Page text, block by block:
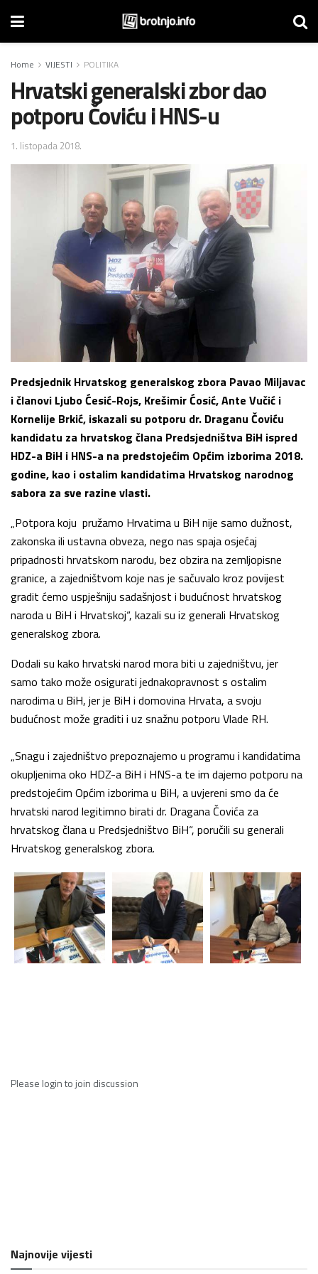
Home VIJESTI POLITIKA
Hrvatski generalski zbor dao
potporu Čoviću i HNS-u
1. listopada 2018.
Predsjednik Hrvatskog generalskog zbora Pavao Miljavac
i članovi Ljubo Ćesić-Rojs, Krešimir Ćosić, Ante Vučić i
Kornelije Brkić, iskazali su potporu dr. Draganu Čoviću
kandidatu za hrvatskog člana Predsjedništva BiH ispred
HDZ-a BiH i HNS-a na predstojećim Općim izborima 2018.
godine, kao i ostalim kandidatima Hrvatskog narodnog
sabora za sve razine vlasti.
„Potpora koju pružamo Hrvatima u BiH nije samo dužnost,
zakonska ili ustavna obveza, nego nas spaja osjećaj
pripadnosti hrvatskom narodu, bez obzira na zemljopisne
granice, a zajedništvom koje nas je sačuvalo kroz povijest
gradit ćemo uspješniju sadašnjost i budućnost hrvatskog
naroda u BiH i Hrvatskoj“, kazali su iz generali Hrvatskog
generalskog zbora.
Dodali su kako hrvatski narod mora biti u zajedništvu, jer
samo tako može osigurati jednakopravnost s ostalim
narodima u BiH, jer je BiH i domovina Hrvata, a svoju
budućnost može graditi i uz snažnu potporu Vlade RH.
„Snagu i zajedništvo prepoznajemo u programu i kandidatima
okupljenima oko HDZ-a BiH i HNS-a te im dajemo potporu na
predstojećim Općim izborima u BiH, a uvjereni smo da će
hrvatski narod legitimno birati dr. Dragana Čovića za
hrvatskog člana u Predsjedništvo BiH“, poručili su generali
Hrvatskog generalskog zbora.
Please loginto join discussion
Najnovije vijesti